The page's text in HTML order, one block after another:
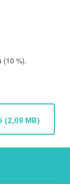
(10 %).
(2,09 MB)